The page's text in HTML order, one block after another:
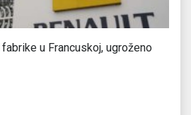
u Francuskoj, ugroženo